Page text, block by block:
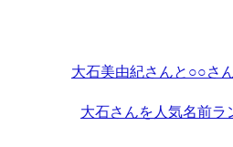
大石美由紀さんと○○さ
大石さんを人気名前ラ